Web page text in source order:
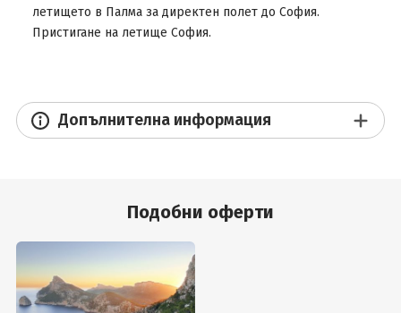
летището в Палма за директен полет до София.
Пристигане на летище София.
Допълнителна информация
Подобни оферти